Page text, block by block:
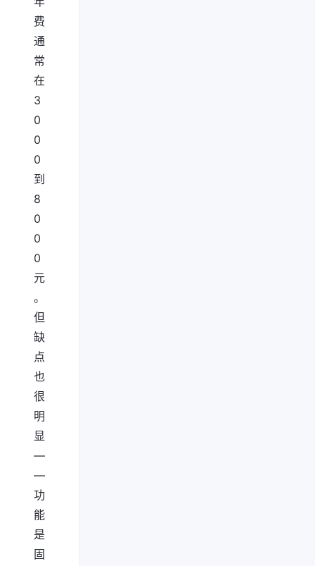
费
通
常
在
3
0
0
0
到
8
0
0
0
元
。
但
缺
点
也
很
明
显
—
—
功
能
是
固